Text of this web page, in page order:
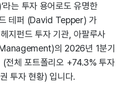
라는 투자 용어로도 유명한
테퍼 (David Tepper) 가
지펀드 투자 기관, 아팔루사
의 2026년 1분기
(전체 포트폴리오 +74.3% 투자
투자 현황) 입니다.